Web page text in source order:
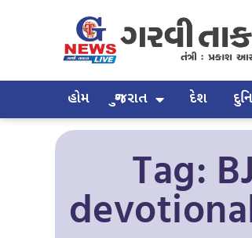
હોમ ગુજરાત દેશ
Tag: